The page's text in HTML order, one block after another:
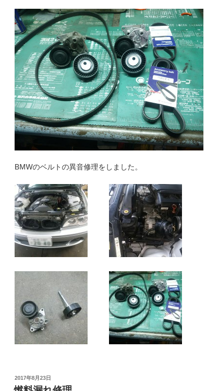
BMWのベルトの異音修理をしました。
投
稿
2017年8月23日